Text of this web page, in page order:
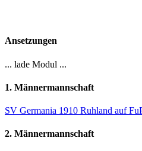
Ansetzungen
... lade Modul ...
1. Männermannschaft
SV Germania 1910 Ruhland auf
2. Männermannschaft